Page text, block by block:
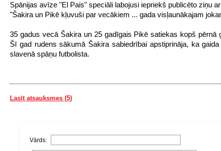
Spānijas avīze "El Pais" speciāli labojusi iepriekš publicēto ziņu
"Šakira un Pikē kļuvuši par vecākiem ... gada visļaunākajam
35 gadus vecā Šakira un 25 gadīgais Pikē satiekas kopš pērnā
Šī gad rudens sākumā Šakira sabiedrībai apstiprināja, ka
slavenā spāņu futbolista.
Lasīt atsauksmes (5)
Vārds: